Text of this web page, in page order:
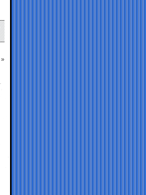
»